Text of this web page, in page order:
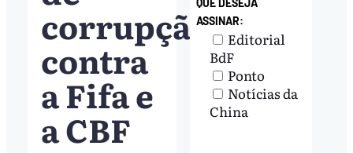
corrupção
contra
a Fifa e
a CBF
ASSINAR:
Editorial
BdF
Ponto
Notícias da
China